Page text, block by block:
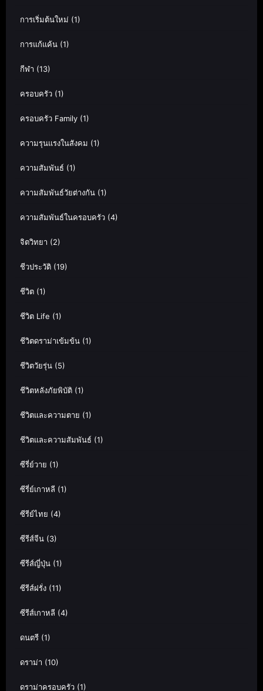
การเริ่มต้นใหม่ (1)
การแก้แค้น (1)
กีฬา (13)
ครอบครัว (1)
ครอบครัว Family (1)
ความรุนแรงในสังคม (1)
ความสัมพันธ์ (1)
ความสัมพันธ์วัยต่างกัน (1)
ความสัมพันธ์ในครอบครัว (4)
จิตวิทยา (2)
ชีวประวัติ (19)
ชีวิต (1)
ชีวิต Life (1)
ชีวิตดราม่าเข้มข้น (1)
ชีวิตวัยรุ่น (5)
ชีวิตหลังภัยพิบัติ (1)
ชีวิตและความตาย (1)
ชีวิตและความสัมพันธ์ (1)
ซีรี่ย์วาย (1)
ซีรี่ย์เกาหลี (1)
ซีรีย์ไทย (4)
ซีรีส์จีน (3)
ซีรีส์ญี่ปุ่น (1)
ซีรีส์ฝรั่ง (11)
ซีรีส์เกาหลี (4)
ดนตรี (1)
ดราม่า (10)
ดราม่าครอบครัว (1)